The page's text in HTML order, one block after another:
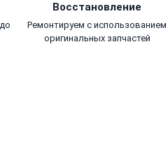
Восстановление
Ремонтируем с использованием
оригинальных запчастей